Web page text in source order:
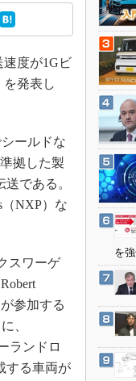
速度が1Gビ
を発表し
ールドな
拠した製
である。
（NXP）な
スワーゲ
参加する
、
ランドロ
する車両が
を